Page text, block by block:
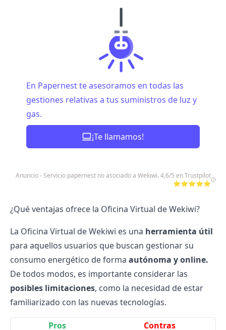
En Papernest te asesoramos en todas las
gestiones relativas a tus suministros de luz y
gas.
¡Te llamamos!
Anuncio - Servicio papernest no asociado a Wekiwi. 4,6/5 en Trustpilot
⭐⭐⭐⭐⭐
¿Qué ventajas ofrece la Oficina Virtual de Wekiwi?
La Oficina Virtual de Wekiwi es una herramienta útil
para aquellos usuarios que buscan gestionar su
consumo energético de forma autónoma y online.
De todos modos, es importante considerar las
posibles limitaciones, como la necesidad de estar
familiarizado con las nuevas tecnologías.
Pros Contras